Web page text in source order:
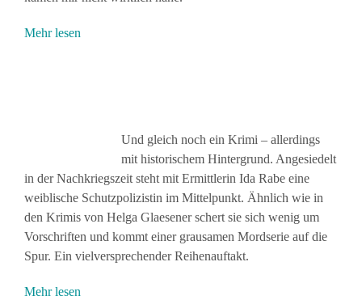
Mehr lesen
Und gleich noch ein Krimi – allerdings
mit historischem Hintergrund. Angesiedelt
in der Nachkriegszeit steht mit Ermittlerin Ida Rabe eine
weiblische Schutzpolizistin im Mittelpunkt. Ähnlich wie in
den Krimis von Helga Glaesener schert sie sich wenig um
Vorschriften und kommt einer grausamen Mordserie auf die
Spur. Ein vielversprechender Reihenauftakt.
Mehr lesen